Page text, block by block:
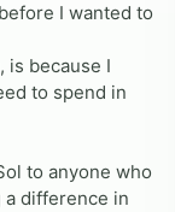
I wanted to
is because I
to spend in
to anyone who
a difference in